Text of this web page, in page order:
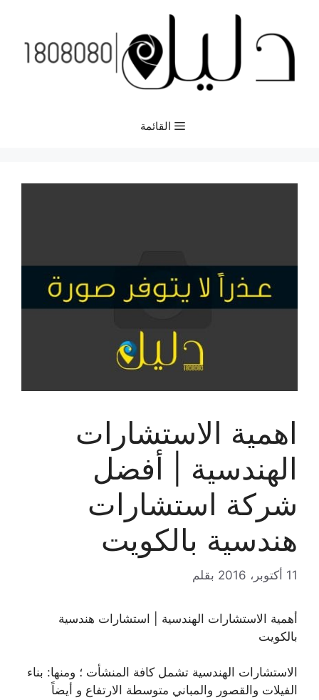
المحتوى
القائمة
اهمية الاستشارات
الهندسية | أفضل
شركة استشارات
هندسية بالكويت
11 أكتوبر، 2016 بقلم
أهمية الاستشارات الهندسية | استشارات هندسية
بالكويت
الاستشارات الهندسية تشمل كافة المنشأت ؛ ومنها: بناء
الفيلات والقصور والمباني متوسطة الارتفاع و أيضاً